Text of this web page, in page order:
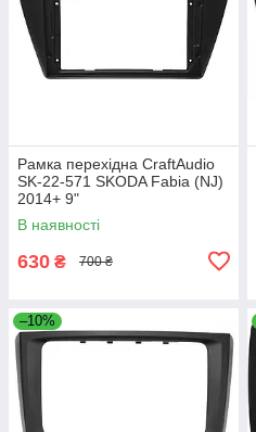
Рамка перехідна CraftAudio
SK-22-571 SKODA Fabia (NJ)
2014+ 9"
В наявності
630 ₴ 700 ₴
–10%